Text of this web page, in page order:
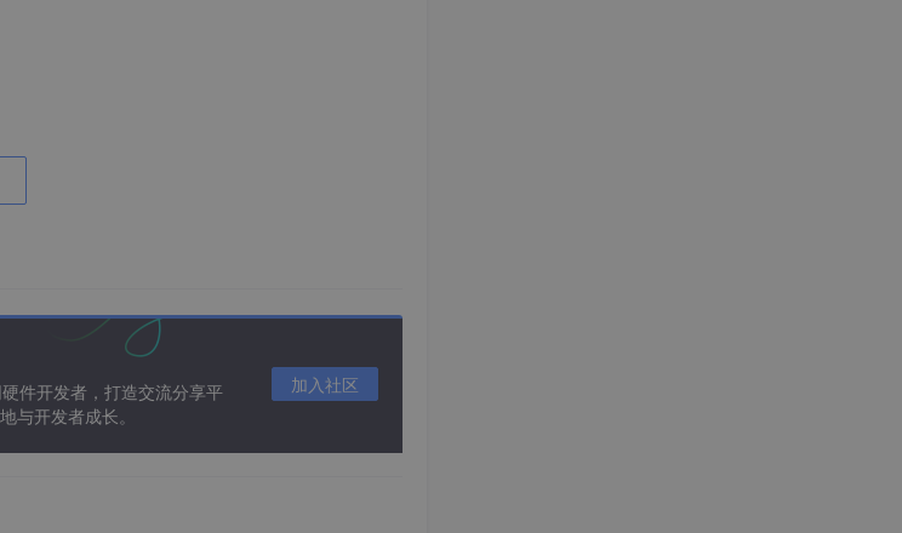
件开发者，打造交流分享平
与开发者成长。
加入社区